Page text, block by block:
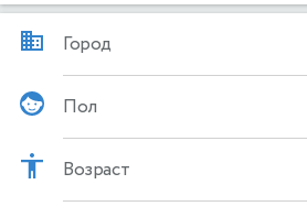
Город
Пол
Возраст